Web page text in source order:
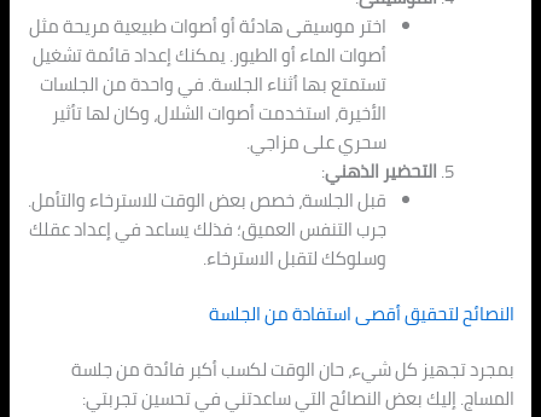
اختر موسيقى هادئة أو أصوات طبيعية مريحة مثل
أصوات الماء أو الطيور. يمكنك إعداد قائمة تشغيل
تستمتع بها أثناء الجلسة. في واحدة من الجلسات
الأخيرة، استخدمت أصوات الشلال، وكان لها تأثير
سحري على مزاجي.
التحضير الذهني:
قبل الجلسة، خصص بعض الوقت للاسترخاء والتأمل.
جرب التنفس العميق؛ فذلك يساعد في إعداد عقلك
وسلوكك لتقبل الاسترخاء.
النصائح لتحقيق أقصى استفادة من الجلسة
بمجرد تجهيز كل شيء، حان الوقت لكسب أكبر فائدة من جلسة
المساج. إليك بعض النصائح التي ساعدتني في تحسين تجربتي: